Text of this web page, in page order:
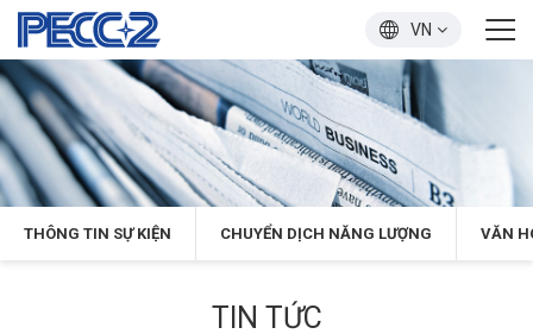
VN
THÔNG TIN SỰ KIỆN CHUYỂN DỊCH NĂNG LƯỢNG VĂN
TIN TỨC